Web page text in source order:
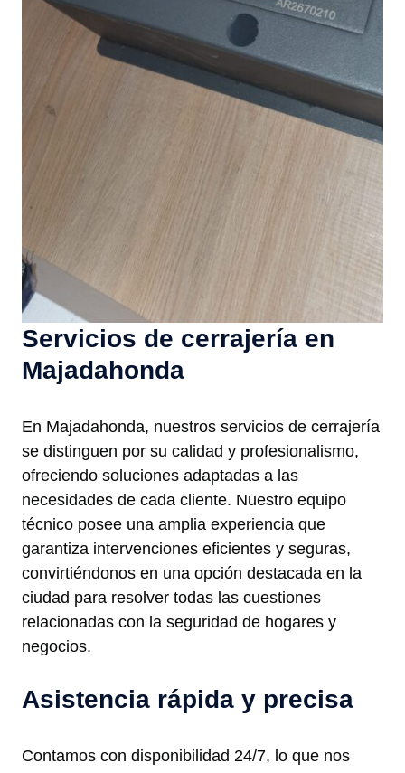
Servicios de cerrajería en
Majadahonda
En Majadahonda, nuestros servicios de cerrajería
se distinguen por su calidad y profesionalismo,
ofreciendo soluciones adaptadas a las
necesidades de cada cliente. Nuestro equipo
técnico posee una amplia experiencia que
garantiza intervenciones eficientes y seguras,
convirtiéndonos en una opción destacada en la
ciudad para resolver todas las cuestiones
relacionadas con la seguridad de hogares y
negocios.
Asistencia rápida y precisa
Contamos con disponibilidad 24/7, lo que nos